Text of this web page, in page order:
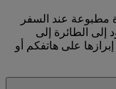
مطبوعة عند السفر
الطائرة إلى
على هاتفكم أو